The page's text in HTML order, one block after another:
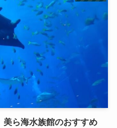
美ら海水族館のおすすめ